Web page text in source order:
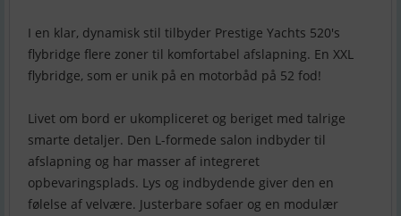
I en klar, dynamisk stil tilbyder Prestige Yachts 520's
flybridge flere zoner til komfortabel afslapning. En XXL
flybridge, som er unik på en motorbåd på 52 fod!
Livet om bord er ukompliceret og beriget med talrige
smarte detaljer. Den L-formede salon indbyder til
afslapning og har masser af integreret
opbevaringsplads. Lys og indbydende giver den en
følelse af velvære. Justerbare sofaer og en modulær